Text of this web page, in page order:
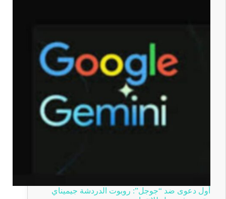
أول دعوى ضد “جوجل”: روبوت الدردشة جيميناي